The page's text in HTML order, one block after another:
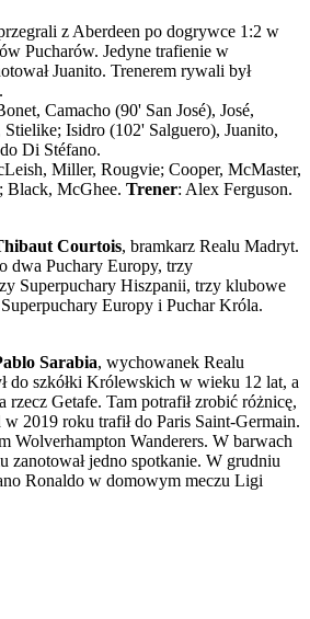
z Aberdeen po dogrywce 1:2 w
Pucharów. Jedyne trafienie w
Juanito. Trenerem rywali był
Camacho (90' San José), José,
Isidro (102' Salguero), Juanito,
Di Stéfano.
Miller, Rougvie; Cooper, McMaster,
Black, McGhee. Trener: Alex Ferguson.
Courtois, bramkarz Realu Madryt.
dwa Puchary Europy, trzy
Superpuchary Hiszpanii, trzy klubowe
Europy i Puchar Króla.
Sarabia, wychowanek Realu
do szkółki Królewskich w wieku 12 lat, a
rzecz Getafe. Tam potrafił zrobić różnicę,
2019 roku trafił do Paris Saint-Germain.
Wolverhampton Wanderers. W barwach
zanotował jedno spotkanie. W grudniu
Ronaldo w domowym meczu Ligi